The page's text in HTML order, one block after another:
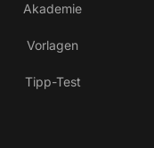
Akademie
Vorlagen
Tipp-Test